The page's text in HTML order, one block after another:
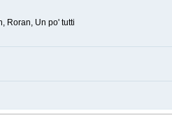
Roran, Un po' tutti